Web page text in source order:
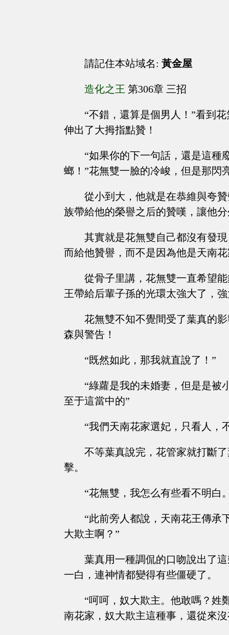
請記住本站域名: 黃金屋
造化之王 第306章 三招
“不錯，還算是個男人！”看到
伸出了大拇指點贊！
“如果你的下一句話，還是這種
螂！”花無雙一臉的冷峻，但是那閃
從小到大，他就是在恭維與夸
族帶給他的榮譽之后的贊嘆，讓他
其實就是花無雙自己都沒有發
而給他贊譽，而不是因為他是天南
從骨子里講，花無雙一直希望
王帶給后輩子孫的光環太強大了，
花無雙不知不覺間受了葉真的
森與警告！
“既然如此，那我就直說了！”
“綠蘿是我的未婚妻，但是是被
至于這當中的”
“我們天南花家選妃，只看人，
不等葉真說完，花管家就打斷
擊。
“花無雙，我怎么有些看不明白
“此前旁人都說，天南花王傳承
大欺主啊？”
葉真用一種調侃的口吻說出了
一白，連神情都變得有些僵硬了。
“呵呵，奴大欺主。他敢嗎？姓
南花家，奴大欺主這種事，還從來